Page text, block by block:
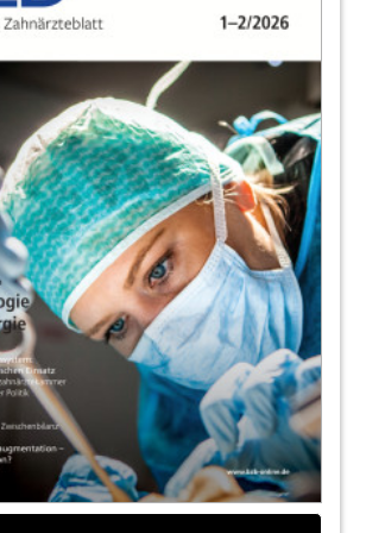
in eazf (AM)
für Zahnärzt/-
und
2026
und
für Praxispersonal